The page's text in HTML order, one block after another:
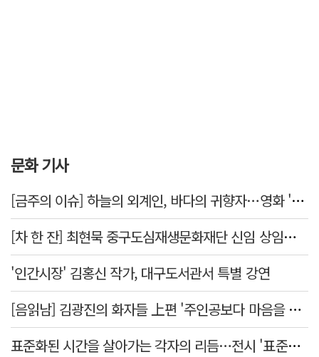
문화 기사
[금주의 이슈] 하늘의 외계인, 바다의 귀향자…영화 '호프'와 '오디세이'
[차 한 잔] 최현묵 중구도심재생문화재단 신임 상임이사 "서문시장·경상감영 등 지역 자원 활용…문화의 일상화"
'인간시장' 김홍신 작가, 대구도서관서 특별 강연
[음읽남] 김광진의 화자들 上편 '주인공보다 마음을 쓴 사람'
표준화된 시간을 살아가는 각자의 리듬…전시 '표준시차'